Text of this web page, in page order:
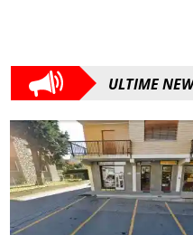
ULTIME